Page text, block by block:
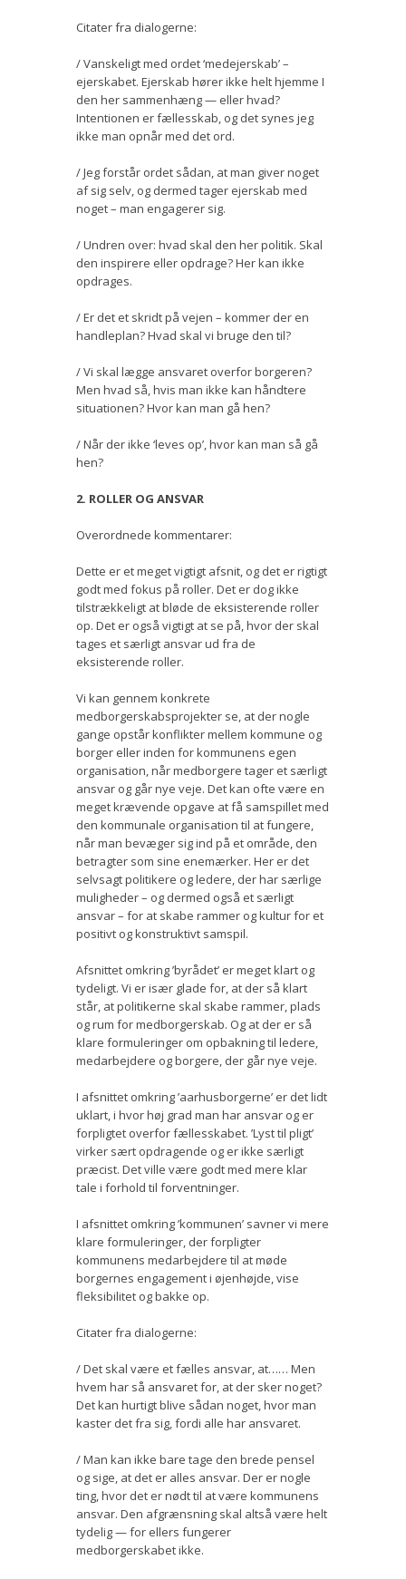
Citater fra dialogerne:
/ Vanskeligt med ordet ‘medejerskab’ –
ejerskabet. Ejerskab hører ikke helt hjemme I
den her sammenhæng — eller hvad?
Intentionen er fællesskab, og det synes jeg
ikke man opnår med det ord.
/ Jeg forstår ordet sådan, at man giver noget
af sig selv, og dermed tager ejerskab med
noget – man engagerer sig.
/ Undren over: hvad skal den her politik. Skal
den inspirere eller opdrage? Her kan ikke
opdrages.
/ Er det et skridt på vejen – kommer der en
handleplan? Hvad skal vi bruge den til?
/ Vi skal lægge ansvaret overfor borgeren?
Men hvad så, hvis man ikke kan håndtere
situationen? Hvor kan man gå hen?
/ Når der ikke ‘leves op’, hvor kan man så gå
hen?
2. ROLLER OG ANSVAR
Overordnede kommentarer:
Dette er et meget vigtigt afsnit, og det er rigtigt
godt med fokus på roller. Det er dog ikke
tilstrækkeligt at bløde de eksisterende roller
op. Det er også vigtigt at se på, hvor der skal
tages et særligt ansvar ud fra de
eksisterende roller.
Vi kan gennem konkrete
medborgerskabsprojekter se, at der nogle
gange opstår konflikter mellem kommune og
borger eller inden for kommunens egen
organisation, når medborgere tager et særligt
ansvar og går nye veje. Det kan ofte være en
meget krævende opgave at få samspillet med
den kommunale organisation til at fungere,
når man bevæger sig ind på et område, den
betragter som sine enemærker. Her er det
selvsagt politikere og ledere, der har særlige
muligheder – og dermed også et særligt
ansvar – for at skabe rammer og kultur for et
positivt og konstruktivt samspil.
Afsnittet omkring ’byrådet’ er meget klart og
tydeligt. Vi er især glade for, at der så klart
står, at politikerne skal skabe rammer, plads
og rum for medborgerskab. Og at der er så
klare formuleringer om opbakning til ledere,
medarbejdere og borgere, der går nye veje.
I afsnittet omkring ’aarhusborgerne’ er det lidt
uklart, i hvor høj grad man har ansvar og er
forpligtet overfor fællesskabet. ’Lyst til pligt’
virker sært opdragende og er ikke særligt
præcist. Det ville være godt med mere klar
tale i forhold til forventninger.
I afsnittet omkring ’kommunen’ savner vi mere
klare formuleringer, der forpligter
kommunens medarbejdere til at møde
borgernes engagement i øjenhøjde, vise
fleksibilitet og bakke op.
Citater fra dialogerne:
/ Det skal være et fælles ansvar, at…… Men
hvem har så ansvaret for, at der sker noget?
Det kan hurtigt blive sådan noget, hvor man
kaster det fra sig, fordi alle har ansvaret.
/ Man kan ikke bare tage den brede pensel
og sige, at det er alles ansvar. Der er nogle
ting, hvor det er nødt til at være kommunens
ansvar. Den afgrænsning skal altså være helt
tydelig — for ellers fungerer
medborgerskabet ikke.